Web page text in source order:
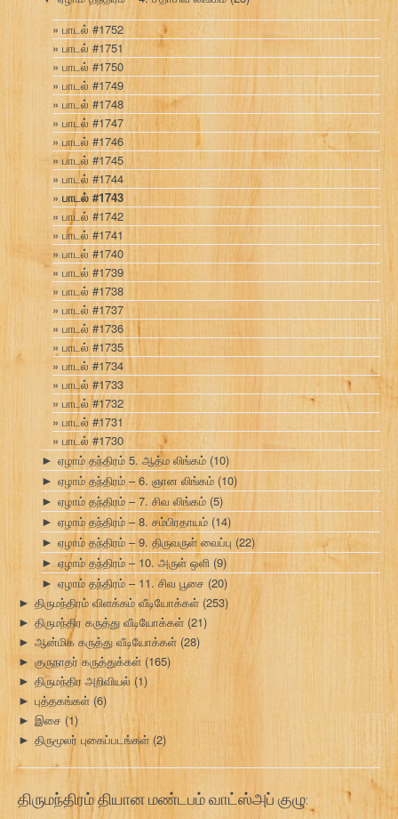
பாடல் #1752
பாடல் #1751
பாடல் #1750
பாடல் #1749
பாடல் #1748
பாடல் #1747
பாடல் #1746
பாடல் #1745
பாடல் #1744
பாடல் #1743
பாடல் #1742
பாடல் #1741
பாடல் #1740
பாடல் #1739
பாடல் #1738
பாடல் #1737
பாடல் #1736
பாடல் #1735
பாடல் #1734
பாடல் #1733
பாடல் #1732
பாடல் #1731
பாடல் #1730
► ஏழாம் தந்திரம் 5. ஆத்ம லிங்கம் (10)
► ஏழாம் தந்திரம் – 6. ஞான லிங்கம் (10)
► ஏழாம் தந்திரம் – 7. சிவ லிங்கம் (5)
► ஏழாம் தந்திரம் – 8. சம்பிரதாயம் (14)
► ஏழாம் தந்திரம் – 9. திருவருள் வைப்பு (22)
► ஏழாம் தந்திரம் – 10. அருள் ஒளி (9)
► ஏழாம் தந்திரம் – 11. சிவ பூசை (20)
► திருமந்திரம் விளக்கம் வீடியோக்கள் (253)
► திருமந்திர கருத்து வீடியோக்கள் (21)
► ஆன்மிக கருத்து வீடியோக்கள் (28)
► குருநாதர் கருத்துக்கள் (165)
► திருமந்திர அறிவியல் (1)
► புத்தகங்கள் (6)
► இசை (1)
► திருமூலர் புகைப்படங்கள் (2)
திருமந்திரம் தியான மண்டபம் வாட்ஸ்அப் குழு: